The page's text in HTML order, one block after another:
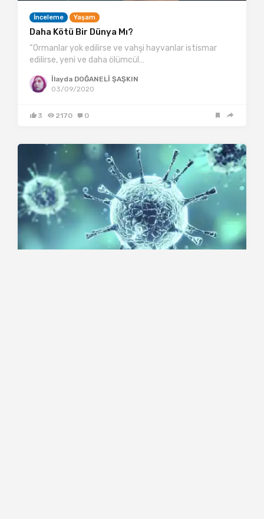
İnceleme Yaşam
Daha Kötü Bir Dünya Mı?
“Ormanlar yok edilirse ve vahşi hayvanlar istismar
edilirse, yeni ve daha ölümcül…
İlayda DOĞANELİ ŞAŞKIN
03/09/2020
3 2170 0